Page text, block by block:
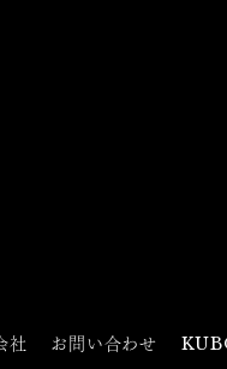
社 お問い合わせ